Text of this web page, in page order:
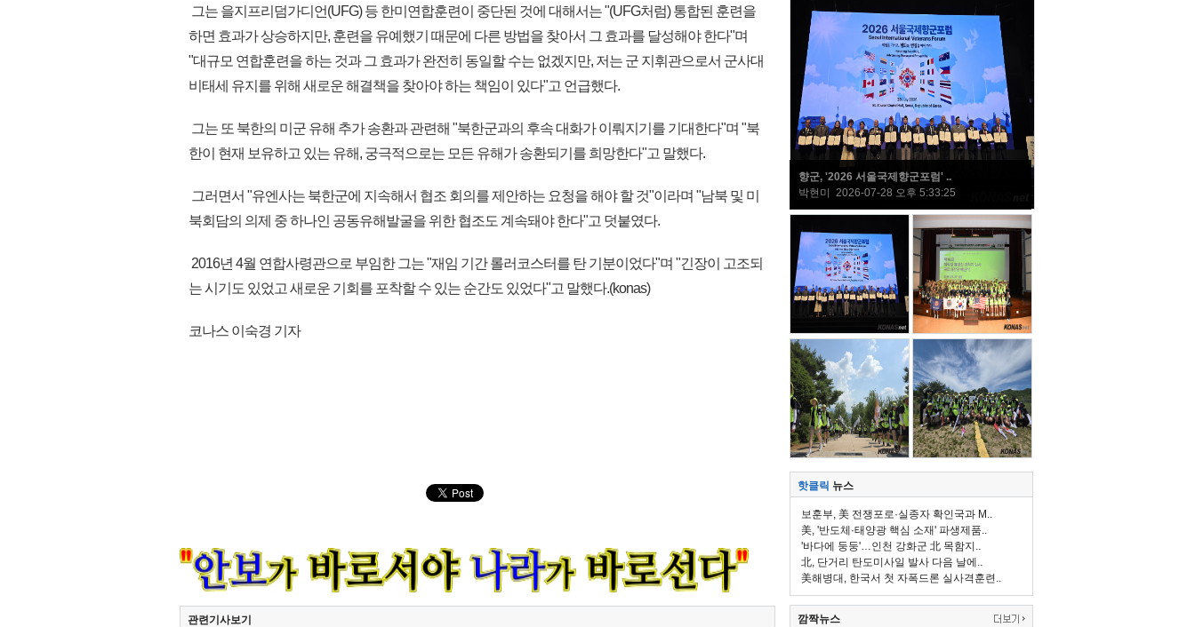
그는 을지프리덤가디언(UFG) 등 한미연합훈련이 중단된 것에 대해서는 "(UFG처럼) 통합된 훈련을
하면 효과가 상승하지만, 훈련을 유예했기 때문에 다른 방법을 찾아서 그 효과를 달성해야 한다"며
"대규모 연합훈련을 하는 것과 그 효과가 완전히 동일할 수는 없겠지만, 저는 군 지휘관으로서 군사대
비태세 유지를 위해 새로운 해결책을 찾아야 하는 책임이 있다"고 언급했다.
그는 또 북한의 미군 유해 추가 송환과 관련해 "북한군과의 후속 대화가 이뤄지기를 기대한다"며 "북
한이 현재 보유하고 있는 유해, 궁극적으로는 모든 유해가 송환되기를 희망한다"고 말했다.
그러면서 "유엔사는 북한군에 지속해서 협조 회의를 제안하는 요청을 해야 할 것"이라며 "남북 및 미
북회담의 의제 중 하나인 공동유해발굴을 위한 협조도 계속돼야 한다"고 덧붙였다.
2016년 4월 연합사령관으로 부임한 그는 "재임 기간 롤러코스터를 탄 기분이었다"며 "긴장이 고조되
는 시기도 있었고 새로운 기회를 포착할 수 있는 순간도 있었다"고 말했다.(konas)
코나스 이숙경 기자
관련기사보기
향군, '2026 서울국제향군포럼' ..
박현미 2026-07-28 오후 5:33:25
핫클릭 뉴스
보훈부, 美 전쟁포로·실종자 확인국과 M..
美, '반도체·태양광 핵심 소재' 파생제품..
'바다에 둥둥'…인천 강화군 北 목함지..
北, 단거리 탄도미사일 발사 다음 날에..
美해병대, 한국서 첫 자폭드론 실사격훈련..
깜짝뉴스